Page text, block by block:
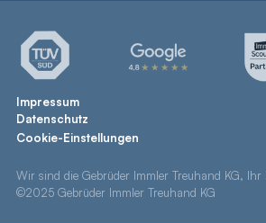
Impressum
Datenschutz
Cookie-Einstellungen
Wir sind die Gebrüder Immler Treuhand KG, Ihr
©2025 Gebrüder Immler Treuhand KG